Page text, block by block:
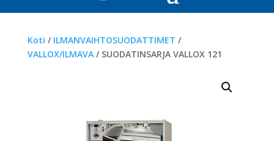
Koti / ILMANVAIHTOSUODATTIMET /
VALLOX/ILMAVA/ SUODATINSARJA VALLOX 121